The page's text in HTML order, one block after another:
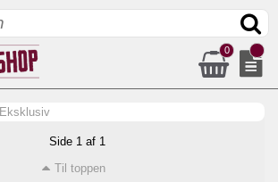
0
Eksklusiv
Side 1 af 1
Til toppen